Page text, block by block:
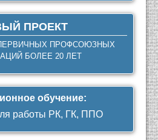
ПРОЕКТ
ПРОФСОЮЗНЫХ
БОЛЕЕ 20 ЛЕТ
обучение:
работы РК, ГК, ППО